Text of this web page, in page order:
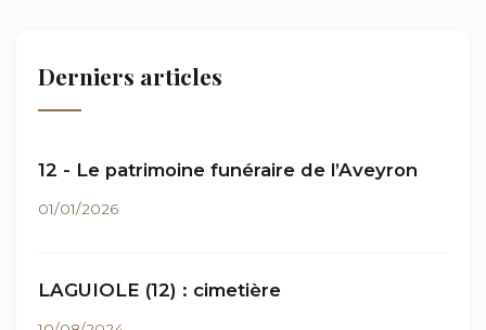
Derniers articles
12 - Le patrimoine funéraire de l’Aveyron
01/01/2026
LAGUIOLE (12) : cimetière